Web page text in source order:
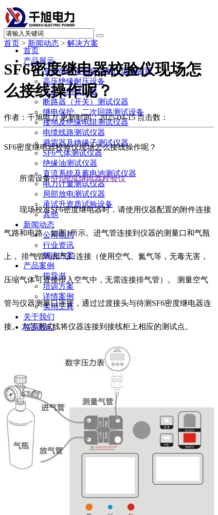
首页
产品展示
变频串联谐振交流耐压试验装置
高压绝缘耐压设备
变压器测试仪器
断路器（开关）测试仪器
继电保护、二次回路测试设备
接地及绝缘电阻测试仪器
电缆线路测试仪器
避雷器及绝缘子测试仪器
SF6气体测试仪器
绝缘油测试仪器
直流系统及蓄电池测试仪器
电力计量测试仪器
局部放电测试仪器
承试升资质试验设备
其他
新闻动态
公司动态
行业资讯
解决方案
产品案例
指导书
培训方案
详情案例
实用工具
关于我们
联系我们
首页 > 新闻动态 > 解决方案
SF6密度继电器校验仪现场怎
么接线操作呢？
作者：千旭电力 更新时间：2025-04-15 点击数：
SF6密度继电器校验仪现场怎么接线操作呢？
所需设备SF6密度继电器校验仪
现场校准SF6密度继电器时，请使用仪器配置的附件连接
气路和电路，如图1所示。进气管连接到仪器的测量口和气瓶
上， 排气管与排气口连接（使用空气、氮气等，无毒无害，
压缩气体可直接排入空气中，无需连接排气管）。 测量空气
管与仪器测量口连接，通过过渡接头与待测SF6密度继电器连
接。 六芯测试线将仪器连接到接线柜上相应的测试点。